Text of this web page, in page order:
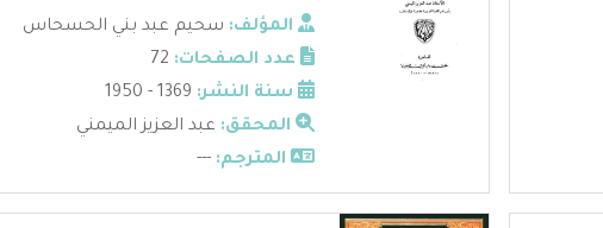
المؤلف: سحيم عبد بني الحسحاس
عدد الصفحات:
سنة النشر:
المحقق: عبد العزيز الميمني
المترجم: ---